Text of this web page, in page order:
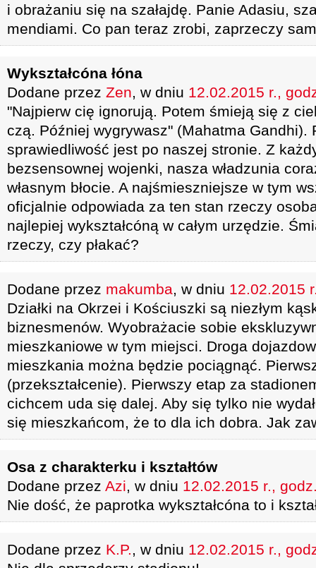
i obrażaniu się na szałajdę. Panie Adasiu,
mendiami. Co pan teraz zrobi, zaprzeczy
Wykształcóna łóna
Dodane przez Zen, w dniu 12.02.2015 r.,
"Naj­pierw cię ig­no­rują. Po­tem śmieją się z
czą. Później wyg­ry­wasz" (Mahatma Gandhi).
sprawiedliwość jest po naszej stronie. Z
bezsensownej wojenki, nasza władzunia
własnym błocie. A najśmieszniejsze w tym
oficjalnie odpowiada za ten stan rzeczy
najlepiej wykształcóną w całym urzędzie.
rzeczy, czy płakać?
Dodane przez makumba, w dniu 12.02.2015
Działki na Okrzei i Kościuszki są niezłym
biznesmenów. Wyobrażacie sobie
mieszkaniowe w tym miejsci. Droga
mieszkania można będzie pociągnąć.
(przekształcenie). Pierwszy etap za
cichcem uda się dalej. Aby się tylko nie
się mieszkańcom, że to dla ich dobra. Jak
Osa z charakterku i kształtów
Dodane przez Azi, w dniu 12.02.2015 r.,
Nie dość, że paprotka wykształcóna to i
Dodane przez K.P., w dniu 12.02.2015 r.,